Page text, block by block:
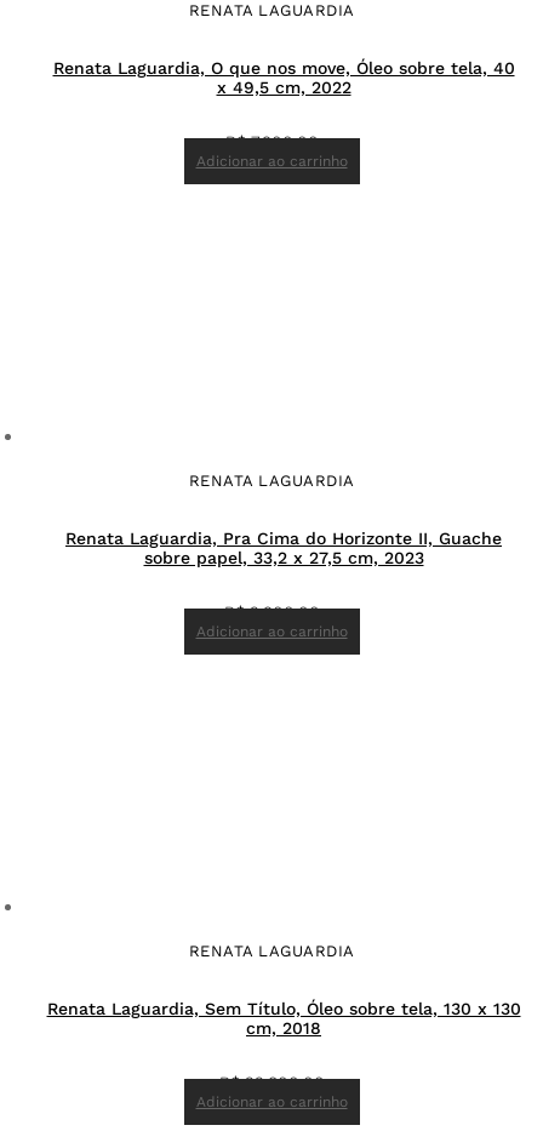
RENATA LAGUARDIA
Renata Laguardia, O que nos move, Óleo sobre tela, 40
x 49,5 cm, 2022
R$7.900,00
Adicionar ao carrinho
RENATA LAGUARDIA
Renata Laguardia, Pra Cima do Horizonte II, Guache
sobre papel, 33,2 x 27,5 cm, 2023
R$2.900,00
Adicionar ao carrinho
RENATA LAGUARDIA
Renata Laguardia, Sem Título, Óleo sobre tela, 130 x 130
cm, 2018
R$22.800,00
Adicionar ao carrinho